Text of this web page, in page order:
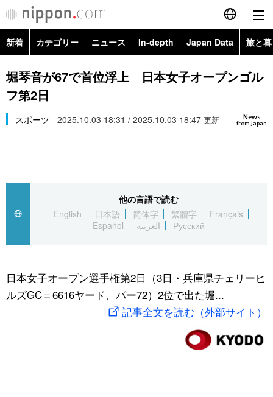
English
简体字
Русский
カテゴリー
経済・ビジネス
国際
文化
トップ
アーカイブ
In-depth
Japan Data
動画/Live
新着 カテゴリー ニュース In-depth Japan Data 旅と
政治・外交
経済・ビジネス
スポーツ・東京2020
Topics
堀琴音が67で首位浮上 日本女子オープンゴル
フ第2日
News
from Japan
スポーツ 2025.10.03 18:31 / 2025.10.03 18:47 更新
他の言語で読む
English
日本語 简体字 繁體字
Français
Español
العربية Русский
日本女子オープン選手権第2日（3日・兵庫県チェリーヒ
ルズGC＝6616ヤード、パー72）2位で出た堀...
記事全文を読む（外部サイト）